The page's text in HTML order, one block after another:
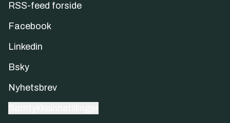
RSS-feed forside
Facebook
Linkedin
Bsky
Nyhetsbrev